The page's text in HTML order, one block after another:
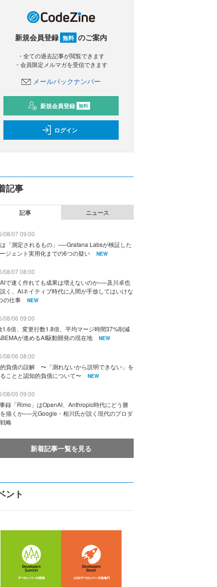
新規会員登録 無料 のご案内
・全ての過去記事が閲覧できます
・会員限定メルマガを受信できます
メールバックナンバー
新規会員登録 無料
ログイン
記事
記事 ニュース
08/07 09:00
「測定されるもの」──Grafana Labsが検証した
ジェント実用化までの6つの疑い
NEW
08/07 08:00
で速く作れても成果は増えないのか──及川卓也
く、AIネイティブ時代に人間が手放してはいけな
の仕事
NEW
08/06 09:00
1.6倍、変更行数1.8倍、平均マージ時間37%削減
が進めるAI駆動開発の現在地
NEW
08/06 08:00
負債の誤解 〜「測れないから説明できない」を
ことと認知的負債について〜
NEW
08/05 09:00
録「Rimo」はOpenAI、Anthropic時代にどう勝
描くか──元Google・相川氏が説く現代のプロダ
略
新着記事一覧を見る
ント